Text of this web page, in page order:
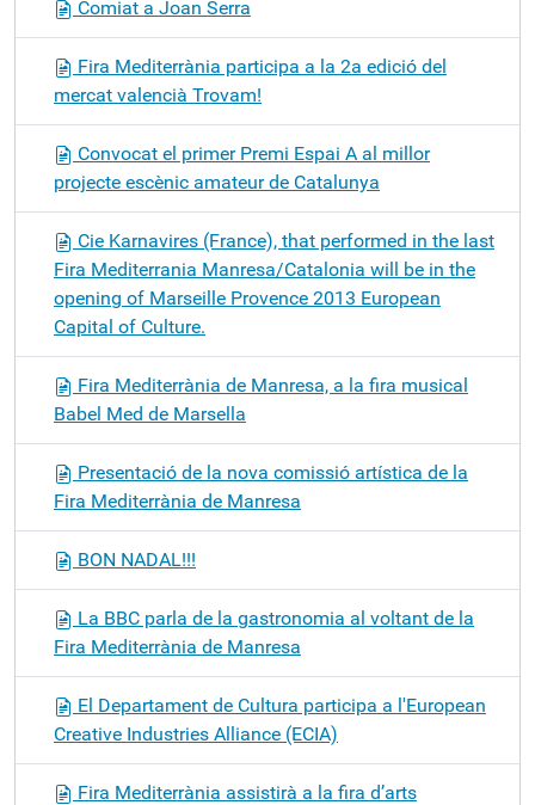
Comiat a Joan Serra
Fira Mediterrània participa a la 2a edició del
mercat valencià Trovam!
Convocat el primer Premi Espai A al millor
projecte escènic amateur de Catalunya
Cie Karnavires (France), that performed in the last
Fira Mediterrania Manresa/Catalonia will be in the
opening of Marseille Provence 2013 European
Capital of Culture.
Fira Mediterrània de Manresa, a la fira musical
Babel Med de Marsella
Presentació de la nova comissió artística de la
Fira Mediterrània de Manresa
BON NADAL!!!
La BBC parla de la gastronomia al voltant de la
Fira Mediterrània de Manresa
El Departament de Cultura participa a l'European
Creative Industries Alliance (ECIA)
Fira Mediterrània assistirà a la fira d’arts